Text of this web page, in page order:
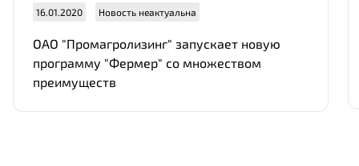
16.01.2020 Новость неактуальна
ОАО "Промагролизинг" запускает новую
программу "Фермер" со множеством
преимуществ